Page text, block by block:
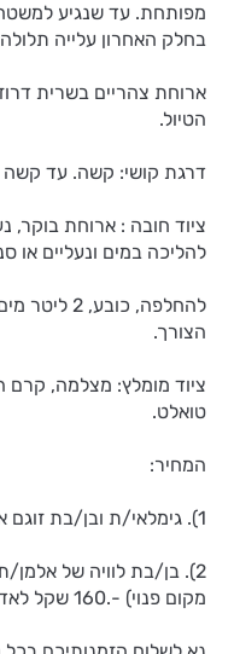
מפותחת. עד שנגיע למשטחי
בחלק האחרון עלייה תלולה
ארוחת צהריים בשרית
הטיול.
דרגת קושי: קשה. עד קשה
ציוד חובה : ארוחת בוקר,
להליכה במים ונעליים או
להחלפה, כובע,
הצורך.
ציוד מומלץ: מצלמה, קרם
טואלט.
המחיר:
2). בן/בת לוויה של אלמן/
מקום פנוי) -.160 שקל לאדם.